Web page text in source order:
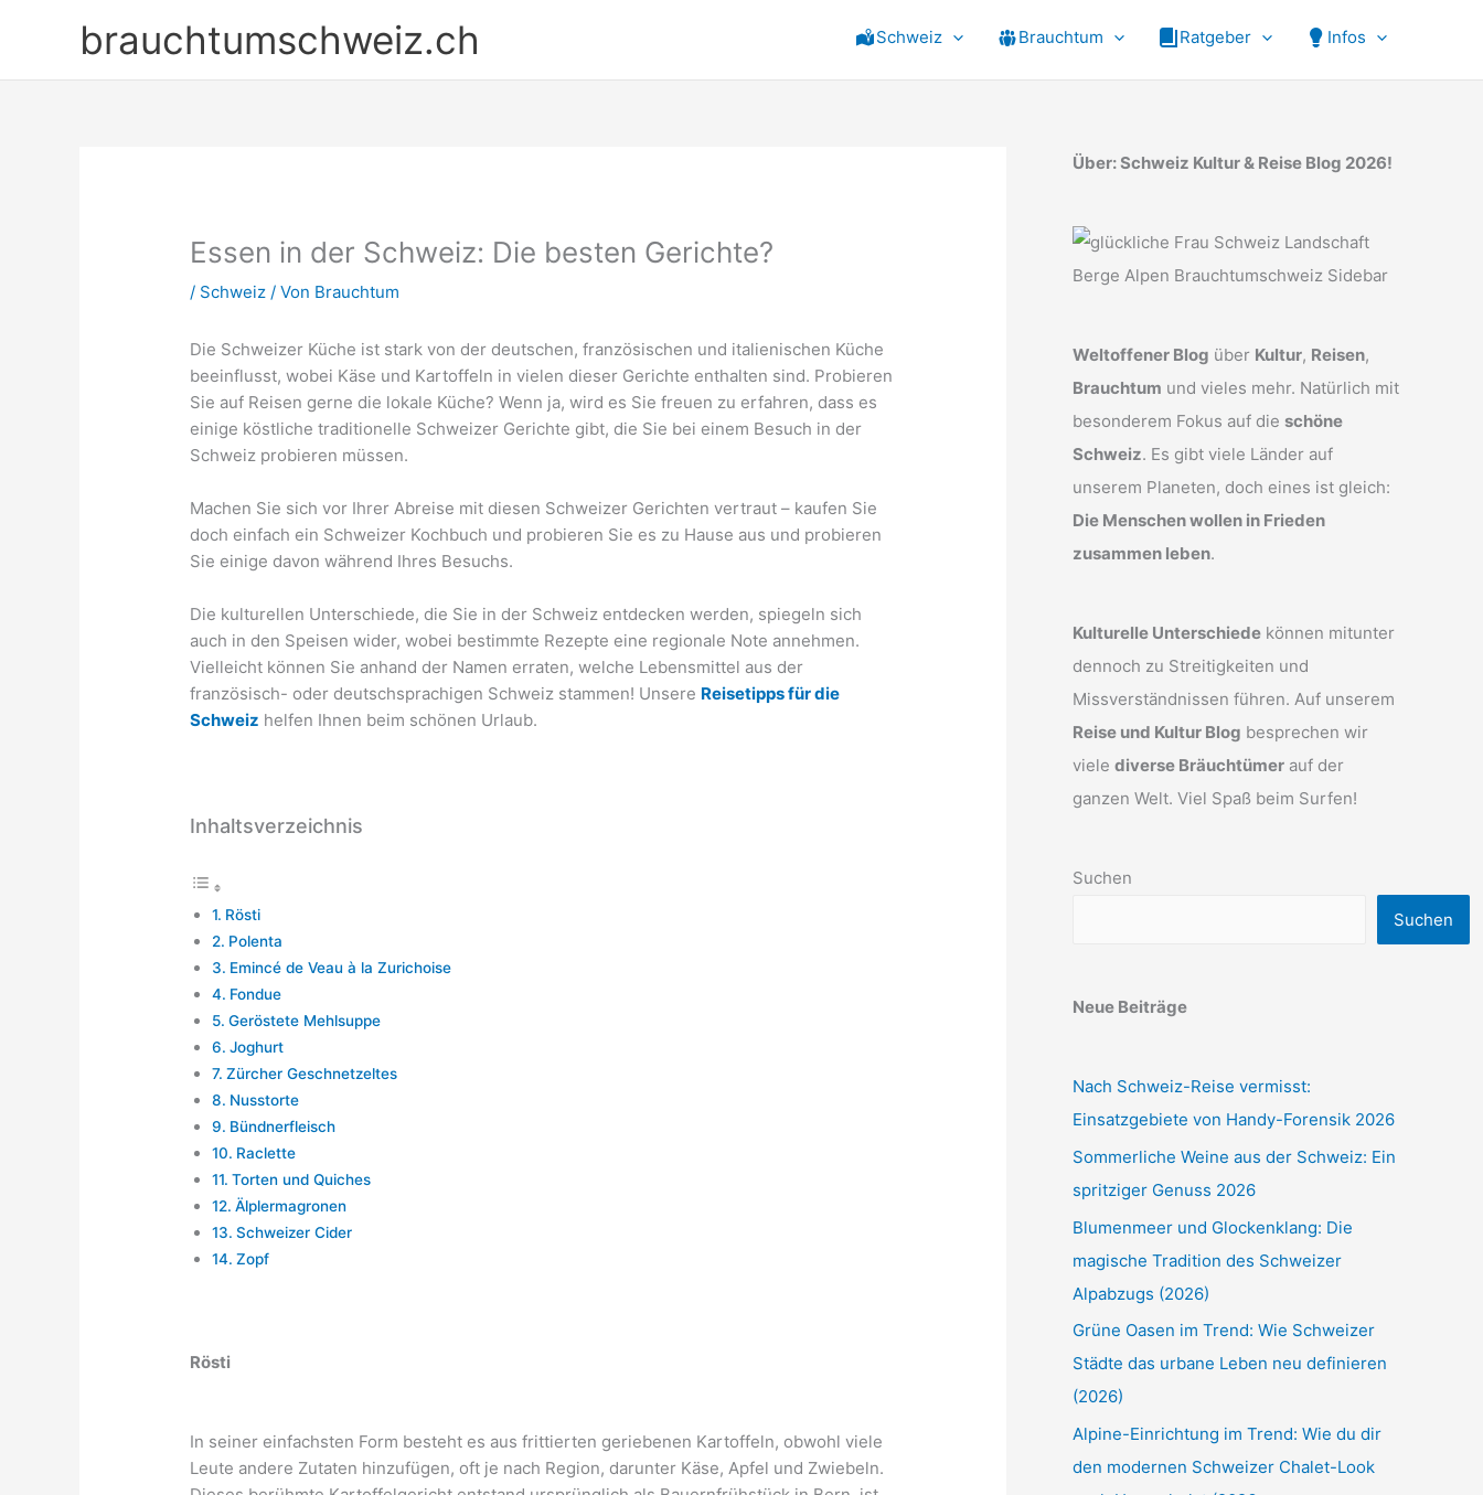
brauchtumschweiz.ch Schweiz Brauchtum Ratgeber Infos
Essen in der Schweiz: Die besten Gerichte?
/ Schweiz / Von Brauchtum
Die Schweizer Küche ist stark von der deutschen, französischen und italienischen Küche
beeinflusst, wobei Käse und Kartoffeln in vielen dieser Gerichte enthalten sind. Probieren
Sie auf Reisen gerne die lokale Küche? Wenn ja, wird es Sie freuen zu erfahren, dass es
einige köstliche traditionelle Schweizer Gerichte gibt, die Sie bei einem Besuch in der
Schweiz probieren müssen.
Machen Sie sich vor Ihrer Abreise mit diesen Schweizer Gerichten vertraut – kaufen Sie
doch einfach ein Schweizer Kochbuch und probieren Sie es zu Hause aus und probieren
Sie einige davon während Ihres Besuchs.
Die kulturellen Unterschiede, die Sie in der Schweiz entdecken werden, spiegeln sich
auch in den Speisen wider, wobei bestimmte Rezepte eine regionale Note annehmen.
Vielleicht können Sie anhand der Namen erraten, welche Lebensmittel aus der
französisch- oder deutschsprachigen Schweiz stammen! Unsere Reisetipps für die
Schweiz helfen Ihnen beim schönen Urlaub.
Inhaltsverzeichnis
Rösti
Polenta
Emincé de Veau à la Zurichoise
Fondue
Geröstete Mehlsuppe
Joghurt
Zürcher Geschnetzeltes
Nusstorte
Bündnerfleisch
Raclette
Torten und Quiches
Älplermagronen
Schweizer Cider
Zopf
Rösti
In seiner einfachsten Form besteht es aus frittierten geriebenen Kartoffeln, obwohl viele
Leute andere Zutaten hinzufügen, oft je nach Region, darunter Käse, Apfel und Zwiebeln.
Über: Schweiz Kultur & Reise Blog 2026!
Weltoffener Blog über Kultur, Reisen,
Brauchtum und vieles mehr. Natürlich mit
besonderem Fokus auf die schöne
Schweiz. Es gibt viele Länder auf
unserem Planeten, doch eines ist gleich:
Die Menschen wollen in Frieden
zusammen leben.
Kulturelle Unterschiede können mitunter
dennoch zu Streitigkeiten und
Missverständnissen führen. Auf unserem
Reise und Kultur Blog besprechen wir
viele diverse Bräuchtümer auf der
ganzen Welt. Viel Spaß beim Surfen!
Suchen
Suchen
Neue Beiträge
Nach Schweiz-Reise vermisst:
Einsatzgebiete von Handy-Forensik 2026
Sommerliche Weine aus der Schweiz: Ein
spritziger Genuss 2026
Blumenmeer und Glockenklang: Die
magische Tradition des Schweizer
Alpabzugs (2026)
Grüne Oasen im Trend: Wie Schweizer
Städte das urbane Leben neu definieren
(2026)
Alpine-Einrichtung im Trend: Wie du dir
den modernen Schweizer Chalet-Look